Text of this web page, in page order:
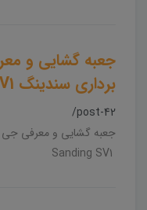
جعبه گشایی و
برداری سندینگ Sanding SV1
/post-42
جعبه گشایی و معرفی